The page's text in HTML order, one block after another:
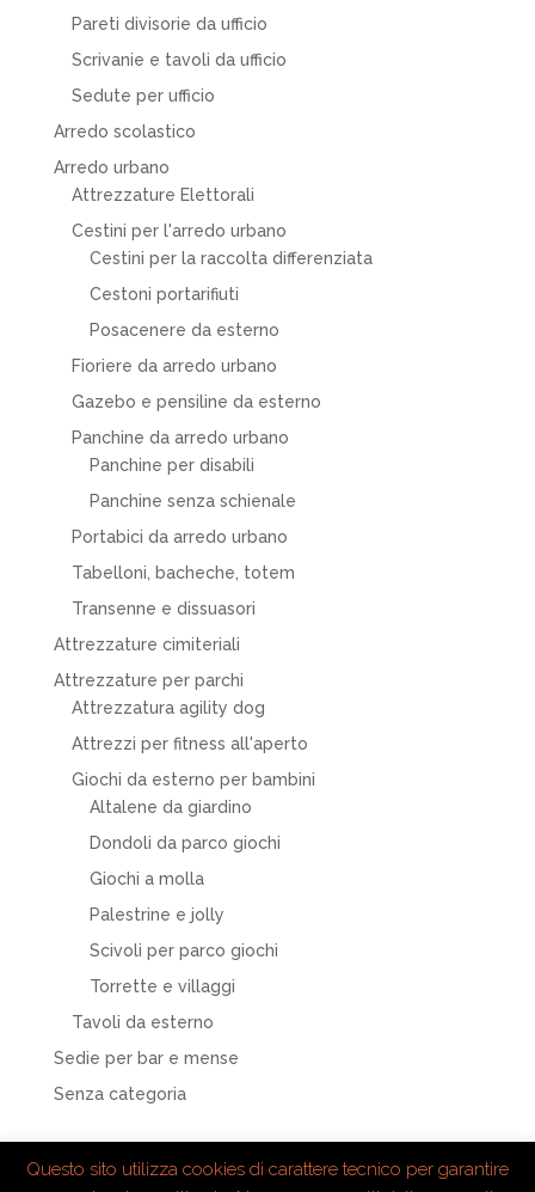
Pareti divisorie da ufficio
Scrivanie e tavoli da ufficio
Sedute per ufficio
Arredo scolastico
Arredo urbano
Attrezzature Elettorali
Cestini per l'arredo urbano
Cestini per la raccolta differenziata
Cestoni portarifiuti
Posacenere da esterno
Fioriere da arredo urbano
Gazebo e pensiline da esterno
Panchine da arredo urbano
Panchine per disabili
Panchine senza schienale
Portabici da arredo urbano
Tabelloni, bacheche, totem
Transenne e dissuasori
Attrezzature cimiteriali
Attrezzature per parchi
Attrezzatura agility dog
Attrezzi per fitness all'aperto
Giochi da esterno per bambini
Altalene da giardino
Dondoli da parco giochi
Giochi a molla
Palestrine e jolly
Scivoli per parco giochi
Torrette e villaggi
Tavoli da esterno
Sedie per bar e mense
Senza categoria
Questo sito utilizza cookies di carattere tecnico per garantire